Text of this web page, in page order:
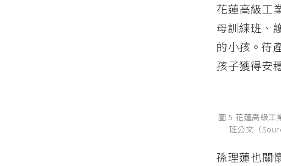
花蓮高級工
母訓練班、
的小孩。待
孩子獲得安
圖 5 花蓮高級工
班公文（
孫理蓮也關